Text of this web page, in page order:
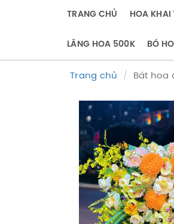
TRANG CHỦ HOA KHAI
LÃNG HOA 500K BÓ
Trang chủ Bát hoa